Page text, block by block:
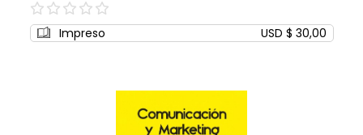
0%
Impreso USD $ 30,00